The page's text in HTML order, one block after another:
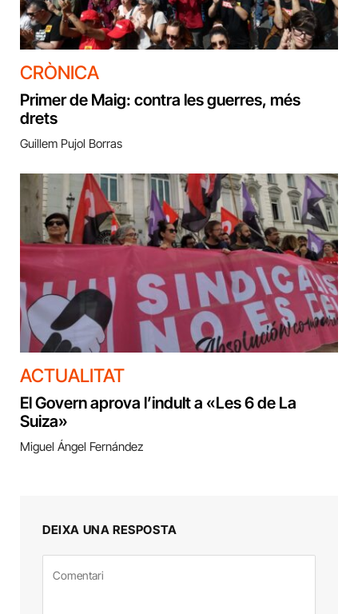
CRÒNICA
Primer de Maig: contra les guerres, més
drets
Guillem Pujol Borras
ACTUALITAT
El Govern aprova l’indult a «Les 6 de La
Suiza»
Miguel Ángel Fernández
DEIXA UNA RESPOSTA